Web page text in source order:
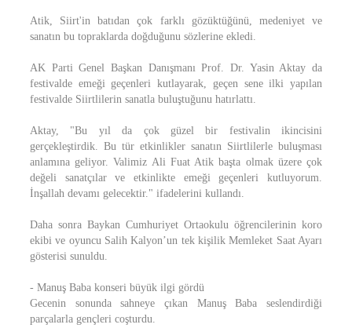
Atik, Siirt'in batıdan çok farklı gözüktüğünü, medeniyet ve
sanatın bu topraklarda doğduğunu sözlerine ekledi.
AK Parti Genel Başkan Danışmanı Prof. Dr. Yasin Aktay da
festivalde emeği geçenleri kutlayarak, geçen sene ilki yapılan
festivalde Siirtlilerin sanatla buluştuğunu hatırlattı.
Aktay, "Bu yıl da çok güzel bir festivalin ikincisini
gerçekleştirdik. Bu tür etkinlikler sanatın Siirtlilerle buluşması
anlamına geliyor. Valimiz Ali Fuat Atik başta olmak üzere çok
değeli sanatçılar ve etkinlikte emeği geçenleri kutluyorum.
İnşallah devamı gelecektir." ifadelerini kullandı.
Daha sonra Baykan Cumhuriyet Ortaokulu öğrencilerinin koro
ekibi ve oyuncu Salih Kalyon’un tek kişilik Memleket Saat Ayarı
gösterisi sunuldu.
- Manuş Baba konseri büyük ilgi gördü
Gecenin sonunda sahneye çıkan Manuş Baba seslendirdiği
parçalarla gençleri coşturdu.